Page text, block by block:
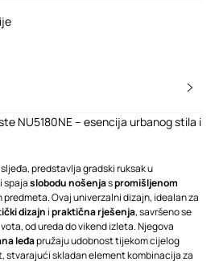
NU5180NE – esencija urbanog stila i
predstavlja gradski ruksak u
spajaslobodu nošenjaspromišljenom
predmeta. Ovaj univerzalni dizajn, idealan za
dizajn ipraktična rješenja, savršeno se
od ureda do vikend izleta. Njegova
leđapružaju udobnost tijekom cijelog
stvarajući skladan element kombinacija za